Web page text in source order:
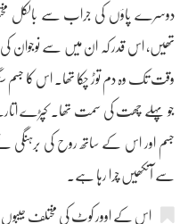
دوسرے پاؤں کی جراب سے بالکل
تھیں، اس قدر کہ ان میں سے نوجوان کی
وقت تک وہ دم توڑ چکا تھا۔ اس کا جسم
جو پہلے چھت کی سمت تھا۔ کپڑے اتارنے
جسم اور اس کے ساتھ روح کی برہنگی
سے آنکھیں چرا رہا ہے۔
اس کے اوور کوٹ کی مختلف جیبوں